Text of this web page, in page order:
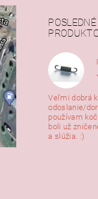
Veľmi dobrá
odoslanie/
používam
boli už
a slúžia. :)